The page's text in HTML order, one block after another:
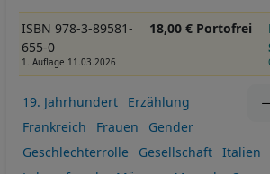
ISBN 978-3-89581-
655-0
1. Auflage 11.03.2026
18,00 € Portofrei
19. Jahrhundert
Erzählung
Frankreich
Frauen
Gender
Geschlechterrolle
Gesellschaft Italien